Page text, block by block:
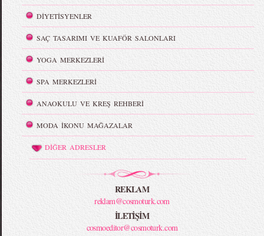
DİYETİSYENLER
SAÇ TASARIMI VE KUAFÖR SALONLARI
YOGA MERKEZLERİ
SPA MERKEZLERİ
ANAOKULU VE KREŞ REHBERİ
MODA İKONU MAĞAZALAR
DİĞER ADRESLER
REKLAM
reklam@cosmoturk.com
İLETİŞİM
cosmoeditor@cosmoturk.com